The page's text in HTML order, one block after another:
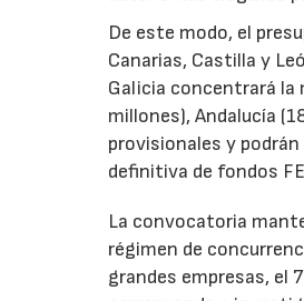
De este modo, el
Canarias, Castilla y
Galicia concentrará la
millones), Andalucía
provisionales y
definitiva de fondos
La convocatoria
régimen de
grandes empresas, el